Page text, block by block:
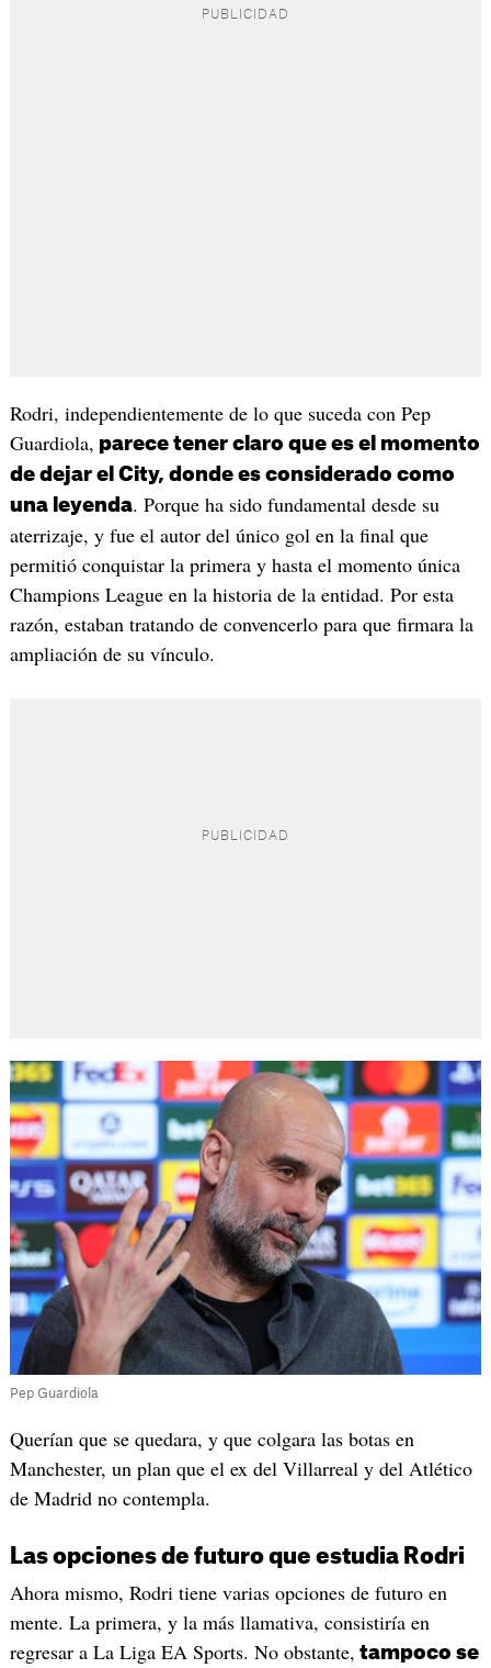
Rodri, independientemente de lo que suceda con Pep
Guardiola, parece tener claro que es el momento
de dejar el City, donde es considerado como
una leyenda. Porque ha sido fundamental desde su
aterrizaje, y fue el autor del único gol en la final que
permitió conquistar la primera y hasta el momento única
Champions League en la historia de la entidad. Por esta
razón, estaban tratando de convencerlo para que firmara la
ampliación de su vínculo.
Pep Guardiola
Querían que se quedara, y que colgara las botas en
Manchester, un plan que el ex del Villarreal y del Atlético
de Madrid no contempla.
Las opciones de futuro que estudia Rodri
Ahora mismo, Rodri tiene varias opciones de futuro en
mente. La primera, y la más llamativa, consistiría en
regresar a La Liga EA Sports. No obstante, tampoco se